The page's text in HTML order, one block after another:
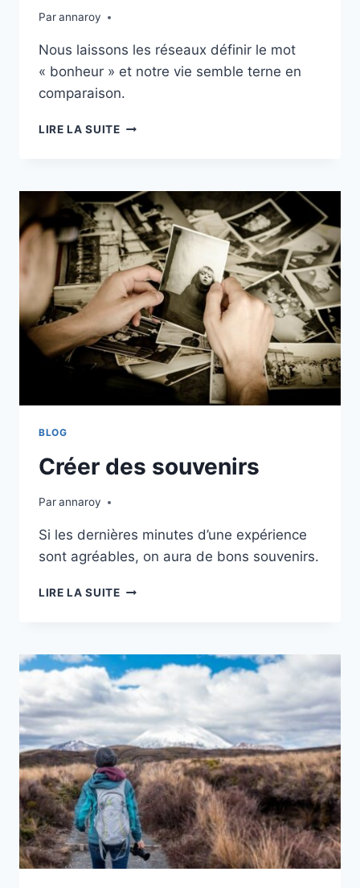
Parannaroy
Nous laissons les réseaux définir le mot
« bonheur » et notre vie semble terne en
comparaison.
LIRE LA SUITEJ’AIME
BLOG
Créer des souvenirs
Parannaroy
Si les dernières minutes d’une expérience
sont agréables, on aura de bons souvenirs.
LIRE LA SUITECRÉER